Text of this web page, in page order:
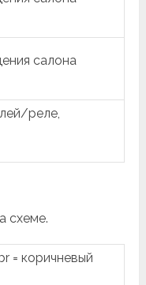
салона
реле,
схеме.
br = коричневый